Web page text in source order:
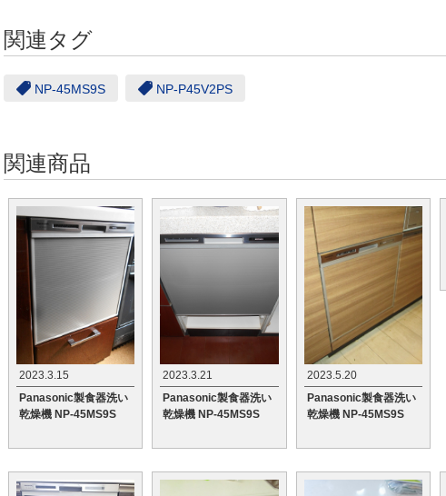
関連タグ
NP-45MS9S NP-P45V2PS
関連商品
2023.3.15
Panasonic製食器洗い
乾燥機 NP-45MS9S
2023.3.21
Panasonic製食器洗い
乾燥機 NP-45MS9S
2023.5.20
Panasonic製食器洗い
乾燥機 NP-45MS9S